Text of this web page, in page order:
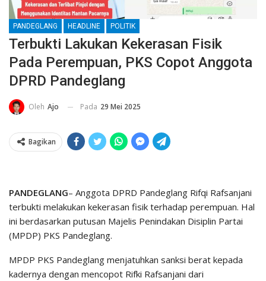
PANDEGLANG HEADLINE POLITIK
Terbukti Lakukan Kekerasan Fisik
Pada Perempuan, PKS Copot Anggota
DPRD Pandeglang
Oleh Ajo Pada 29 Mei 2025
Bagikan
PANDEGLANG– Anggota DPRD Pandeglang Rifqi Rafsanjani
terbukti melakukan kekerasan fisik terhadap perempuan. Hal
ini berdasarkan putusan Majelis Penindakan Disiplin Partai
(MPDP) PKS Pandeglang.
MPDP PKS Pandeglang menjatuhkan sanksi berat kepada
kadernya dengan mencopot Rifki Rafsanjani dari